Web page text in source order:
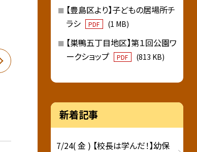
【豊島区より】子どもの居場所チ
ラシ
PDF (1 MB)
【巣鴨五丁目地区】第１回公園ワ
ークショップ
PDF (813 KB)
新着記事
7/24( 金 ) 【校長は学んだ！】幼保